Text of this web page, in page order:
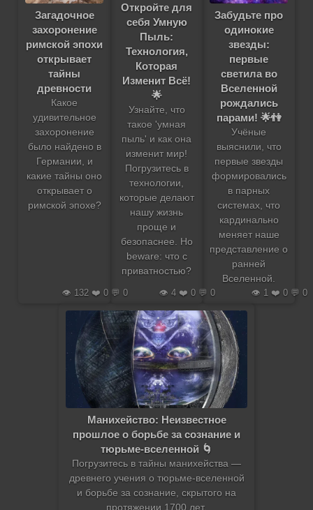
Загадочное
захоронение
римской эпохи
открывает
тайны
древности
Какое
удивительное
захоронение
было найдено в
Германии, и
какие тайны оно
открывает о
римской эпохе?
👁️ 132 ❤️ 0 💬 0
Откройте для
себя Умную
Пыль:
Технология,
Которая
Изменит Всё!
🌟
Узнайте, что
такое 'умная
пыль' и как она
изменит мир!
Погрузитесь в
технологии,
которые делают
нашу жизнь
проще и
безопаснее. Но
beware: что с
приватностью?
👁️ 4 ❤️ 0 💬 0
Забудьте про
одинокие
звезды:
первые
светила во
Вселенной
рождались
парами! 🌟👫
Учёные
выяснили, что
первые звезды
формировались
в парных
системах, что
кардинально
меняет наше
представление о
ранней
Вселенной.
👁️ 1 ❤️ 0 💬 0
Манихейство: Неизвестное
прошлое о борьбе за сознание и
тюрьме-вселенной 🌀
Погрузитесь в тайны манихейства —
древнего учения о тюрьме-вселенной
и борьбе за сознание, скрытого на
протяжении 1700 лет.